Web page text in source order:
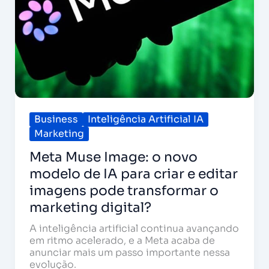
Business
Inteligência Artificial IA
Marketing
Meta Muse Image: o novo
modelo de IA para criar e editar
imagens pode transformar o
marketing digital?
A inteligência artificial continua avançando
em ritmo acelerado, e a Meta acaba de
anunciar mais um passo importante nessa
evolução.
criar
e
editar
imagens
transformar
o
marketing